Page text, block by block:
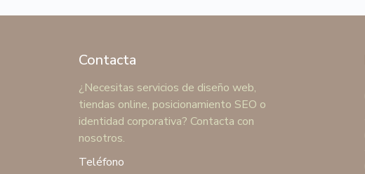
Contacta
¿Necesitas servicios de diseño web,
tiendas online, posicionamiento SEO o
identidad corporativa? Contacta con
nosotros.
Teléfono